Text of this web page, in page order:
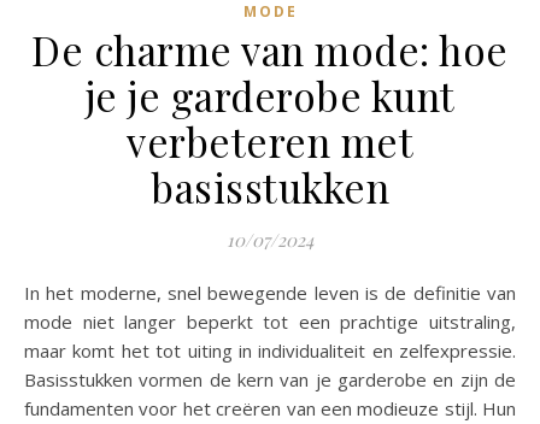
MODE
De charme van mode: hoe
je je garderobe kunt
verbeteren met
basisstukken
10/07/2024
In het moderne, snel bewegende leven is de definitie van
mode niet langer beperkt tot een prachtige uitstraling,
maar komt het tot uiting in individualiteit en zelfexpressie.
Basisstukken vormen de kern van je garderobe en zijn de
fundamenten voor het creëren van een modieuze stijl. Hun